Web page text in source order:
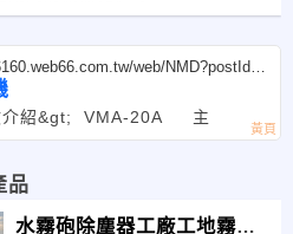
web/NMD?postId=4
&lt;中文介紹&gt; VMA-20A 主
品
水霧砲除塵器工廠工地霧化